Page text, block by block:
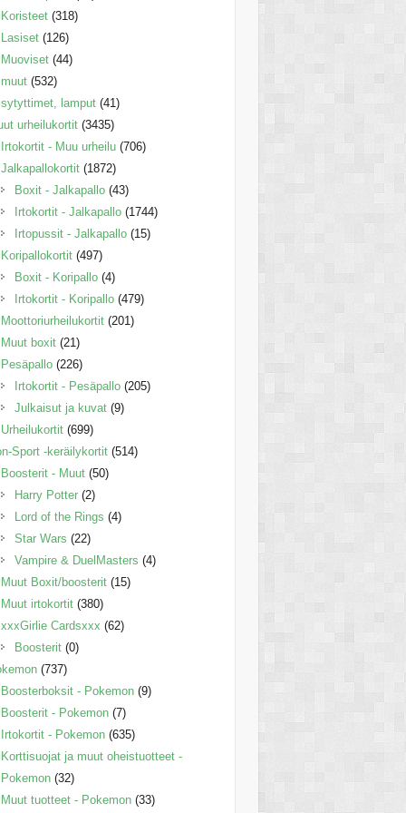
Koristeet (318)
Lasiset (126)
Muoviset (44)
muut (532)
sytyttimet, lamput (41)
urheilukortit (3435)
Irtokortit - Muu urheilu (706)
Jalkapallokortit (1872)
Boxit - Jalkapallo (43)
Irtokortit - Jalkapallo (1744)
Irtopussit - Jalkapallo (15)
Koripallokortit (497)
Boxit - Koripallo (4)
Irtokortit - Koripallo (479)
Moottoriurheilukortit (201)
Muut boxit (21)
Pesäpallo (226)
Irtokortit - Pesäpallo (205)
Julkaisut ja kuvat (9)
Urheilukortit (699)
Sport -keräilykortit (514)
Boosterit - Muut (50)
Harry Potter (2)
Lord of the Rings (4)
Star Wars (22)
Vampire & DuelMasters (4)
Muut Boxit/boosterit (15)
Muut irtokortit (380)
xxxGirlie Cardsxxx (62)
Boosterit (0)
(737)
Boosterboksit - Pokemon (9)
Boosterit - Pokemon (7)
Irtokortit - Pokemon (635)
Korttisuojat ja muut oheistuotteet -
Pokemon (32)
Muut tuotteet - Pokemon (33)